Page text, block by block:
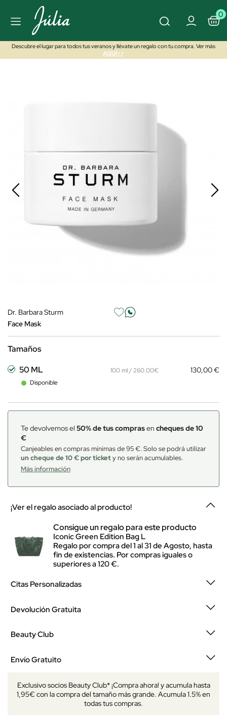
0
Descubre el lugar para todos tus veranos y llévate un regalo con tu compra. Ver más
AQUÍ>>
Dr. Barbara Sturm
Face Mask
Tamaños
50 ML
Disponible
100 ml / 260.00€ 130,00 €
Te devolvemos el 50% de tus comprasen cheques de 10
€
Canjeables en compras mínimas de 95 €. Solo se podrá utilizar
un cheque de 10 € por tickety no serán acumulables.
Más información
¡Ver el regalo asociado al producto!
Consigue un regalo para este producto
Iconic Green Edition Bag L
Regalo por compra del 1 al 31 de Agosto, hasta
fin de existencias. Por compras iguales o
superiores a 120 €.
Citas Personalizadas
Devolución Gratuita
Beauty Club
Envío Gratuito
Exclusivo socios Beauty Club* ¡Compra ahora! y acumula hasta
1,95€ con la compra del tamaño más grande. Acumula 1.5% en
todas tus compras.